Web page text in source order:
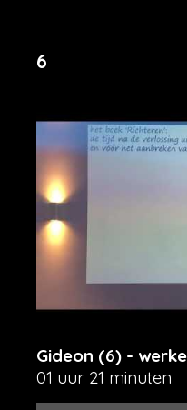
6
Gideon (6) -
01 uur 21 minuten